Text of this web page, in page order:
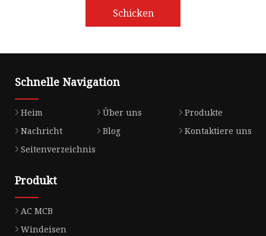
Schicken
Schnelle Navigation
Heim Über uns
Produkte
Nachricht
Blog
Kontaktiere uns
Seitenverzeichnis
Produkt
AC MCB
Windeisen